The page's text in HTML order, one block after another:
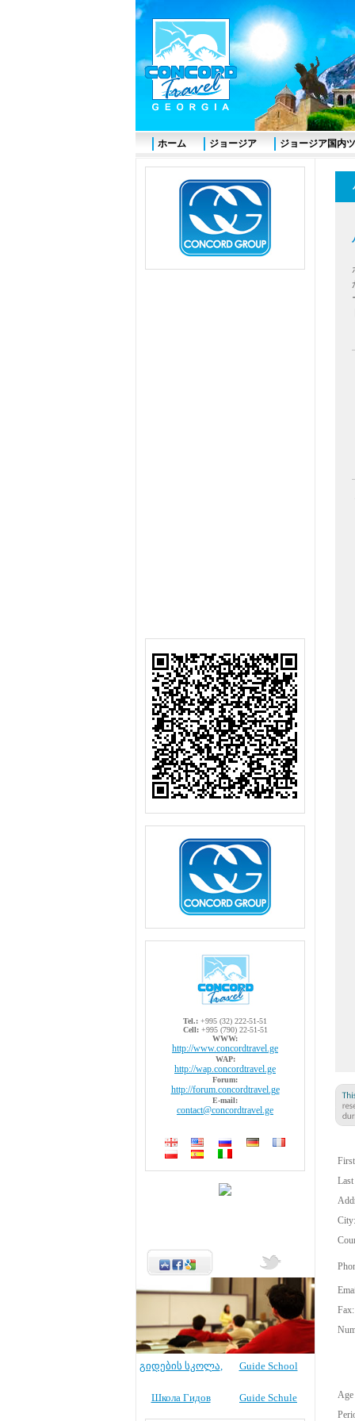
Tel.: +995 (32) 222-51-51
Cell:+995 (790) 22-51-51
WWW:
http://www.concordtravel.ge
WAP:
http://wap.concordtravel.ge
Forum:
http://forum.concordtravel.ge
E-mail:
contact@concordtravel.ge
გიდების სკოლა, Guide School
Школа Гидов Guide Schule
City:
Fax:
Age
ホーム ジョージア ジョージア国内